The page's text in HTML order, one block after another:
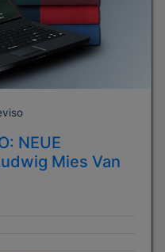
NEUE
Mies Van